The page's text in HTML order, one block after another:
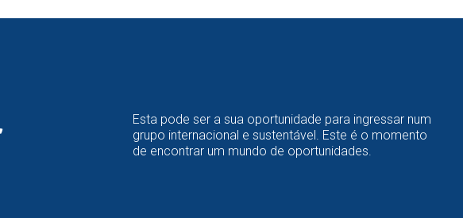
Esta pode ser a sua oportunidade para ingressar num
grupo internacional e sustentável. Este é o momento
de encontrar um mundo de oportunidades.